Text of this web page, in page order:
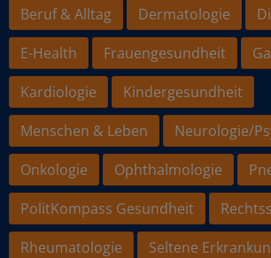
Beruf & Alltag
Dermatologie
E-Health
Frauengesundheit
Kardiologie
Kindergesundheit
Menschen & Leben
Neurologie/
Onkologie
Ophthalmologie
PolitKompass Gesundheit
Rheumatologie
Seltene